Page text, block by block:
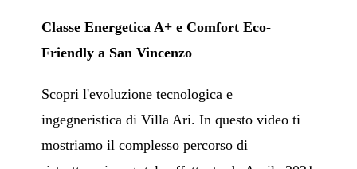
Classe Energetica A+ e Comfort Eco-
Friendly a San Vincenzo
Scopri l'evoluzione tecnologica e
ingegneristica di Villa Ari. In questo video ti
mostriamo il complesso percorso di